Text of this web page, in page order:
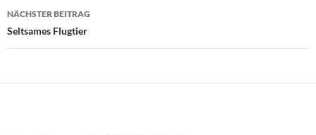
NÄCHSTER BEITRAG
Seltsames Flugtier